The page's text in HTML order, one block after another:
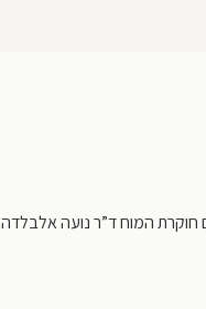
חוקרת המוח ד”ר נועה אלבלדה